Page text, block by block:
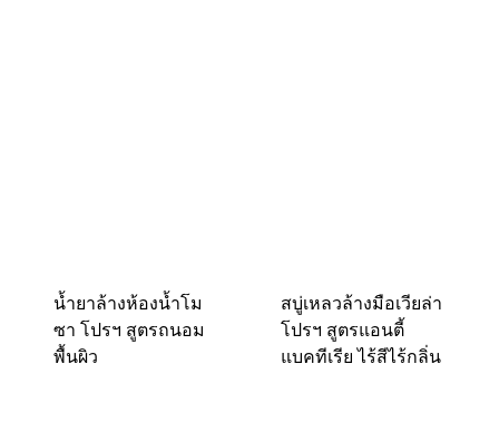
น้ำยาล้างห้องน้ำโม
ซา โปรฯ สูตรถนอม
พื้นผิว
สบู่เหลวล้างมือเวียล่า
โปรฯ สูตรแอนตี้
แบคทีเรีย ไร้สีไร้กลิ่น